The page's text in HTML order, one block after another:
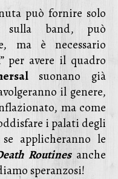
può fornire solo
sulla band, può
ma è necessario
per avere il quadro
suonano già
il genere,
ma come
i palati degli
applicheranno le
Routinesanche
speranzosi!